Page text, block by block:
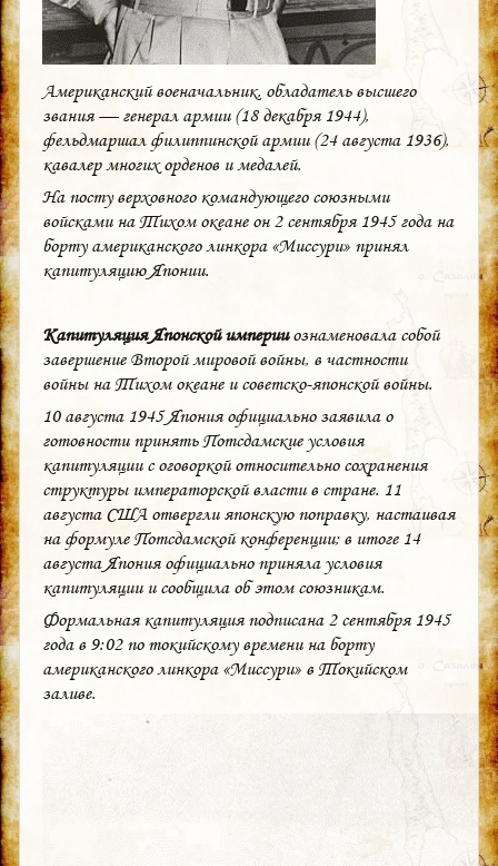
Американский военачальник, обладатель высшего
звания — генерал армии (18 декабря 1944),
фельдмаршал филиппинской армии (24 августа 1936),
кавалер многих орденов и медалей.
На посту верховного командующего союзными
войсками на Тихом океане он 2 сентября 1945 года на
борту американского линкора «Миссури» принял
капитуляцию Японии.
Капитуляция Японской империиознаменовала собой
завершение Второй мировой войны, в частности
войны на Тихом океане и советско-японской войны.
10 августа 1945 Япония официально заявила о
готовности принять Потсдамские условия
капитуляции с оговоркой относительно сохранения
структуры императорской власти в стране. 11
августа США отвергли японскую поправку, настаивая
на формуле Потсдамской конференции; в итоге 14
августа Япония официально приняла условия
капитуляции и сообщила об этом союзникам.
Формальная капитуляция подписана 2 сентября 1945
года в 9:02 по токийскому времени на борту
американского линкора «Миссури» в Токийском
заливе.